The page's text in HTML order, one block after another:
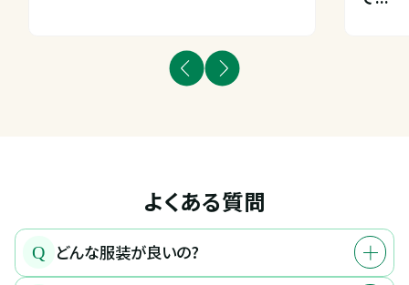
よくある質問
Q どんな服装が良いの?